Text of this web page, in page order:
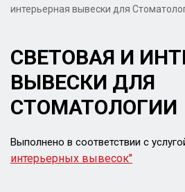
интерьерная вывески для
СВЕТОВАЯ И
ВЫВЕСКИ ДЛЯ
СТОМАТОЛОГИИ
Выполнено в соответствии с
интерьерных вывесок"